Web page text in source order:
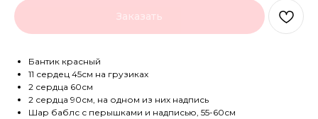
Заказать
Бантик красный
11 сердец 45см на грузиках
2 сердца 60см
2 сердца 90см, на одном из них надпись
Шар баблс с перышками и надписью, 55-60см